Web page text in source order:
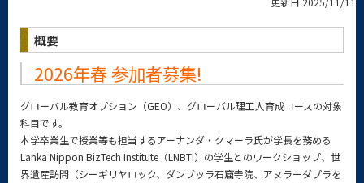
概要
2026年春 参加者募集!
グローバル教育オプション（GEO）、グローバル理工人育成コースの対象
科目です。
本学卒業生で授業等も担当するアーナンダ・クマーラ氏が学長を務める
Lanka Nippon BizTech Institute（LNBTI）の学生とのワークショップ、世
界遺産訪問（シーギリヤロック、ダンブッラ石窟寺院、アヌラーダプラを